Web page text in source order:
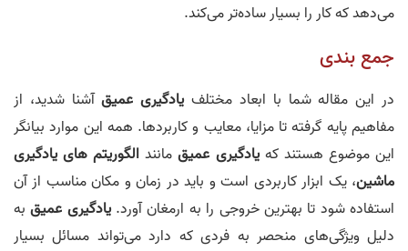
می‌دهد که کار را بسیار ساده‌تر می‌کند.
جمع بندی
در این مقاله شما با ابعاد مختلف یادگیری عمیقآشنا شدید، از
مفاهیم پایه گرفته تا مزایا، معایب و کاربردها. همه این موارد بیانگر
این موضوع هستند کهیادگیری عمیقمانند الگوریتم های یادگیری
ماشین، یک ابزار کاربردی است و باید در زمان و مکان مناسب از آن
استفاده شود تا بهترین خروجی را به ارمغان آورد.یادگیری عمیقبه
دلیل ویژگی‌های منحصر به فردی که دارد می‌تواند مسائل بسیار